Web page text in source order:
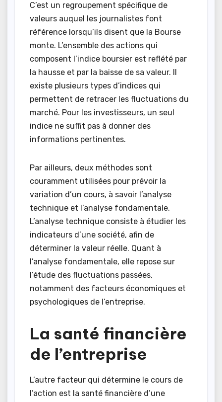
C’est un regroupement spécifique de
valeurs auquel les journalistes font
référence lorsqu’ils disent que la Bourse
monte. L’ensemble des actions qui
composent l’indice boursier est reflété par
la hausse et par la baisse de sa valeur. Il
existe plusieurs types d’indices qui
permettent de retracer les fluctuations du
marché. Pour les investisseurs, un seul
indice ne suffit pas à donner des
informations pertinentes.
Par ailleurs, deux méthodes sont
couramment utilisées pour prévoir la
variation d’un cours, à savoir l’analyse
technique et l’analyse fondamentale.
L’analyse technique consiste à étudier les
indicateurs d’une société, afin de
déterminer la valeur réelle. Quant à
l’analyse fondamentale, elle repose sur
l’étude des fluctuations passées,
notamment des facteurs économiques et
psychologiques de l’entreprise.
La santé financière
de l’entreprise
L’autre facteur qui détermine le cours de
l’action est la santé financière d’une